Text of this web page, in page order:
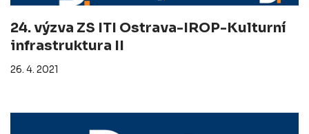
24. výzva ZS ITI Ostrava-IROP-Kulturní
infrastruktura II
26. 4. 2021